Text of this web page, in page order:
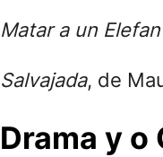
Matar a un
Salvajada, de
Drama y o